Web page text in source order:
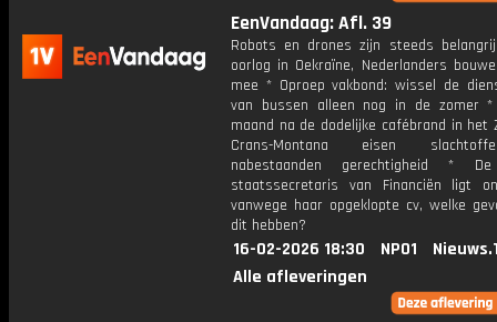
EenVandaag: Afl. 39
Robots en drones zijn steeds
oorlog in Oekraïne, Nederlanders
mee * Oproep vakbond: wissel de
van bussen alleen nog in de zomer *
maand na de dodelijke cafébrand in het
Crans-Montana eisen
nabestaanden gerechtigheid *
staatssecretaris van Financiën ligt
vanwege haar opgeklopte cv, welke
dit hebben?
16-02-2026 18:30 NPO1
Alle afleveringen